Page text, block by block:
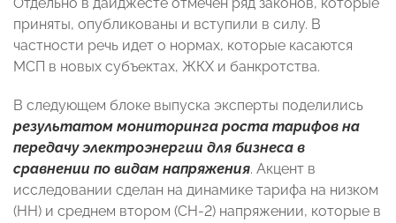
приняты, опубликованы и вступили в силу. В
частности речь идет о нормах, которые касаются
МСП в новых субъектах, ЖКХ и банкротства.
В следующем блоке выпуска эксперты поделились
результатом мониторинга роста тарифов на
передачу электроэнергии для бизнеса в
сравнении по видам напряжения. Акцент в
исследовании сделан на динамике тарифа на низком
(НН) и среднем втором (СН-2) напряжении, которые в